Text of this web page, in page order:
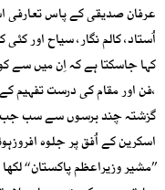
عرفان صدیقی کے پاس تعارفی
اُستاد، کالم نگار، سیاح اور
کہا جاسکتا ہے کہ اِن میں
،فن اور مقام کی درست تفہیم
گزشتہ چند برسوں سے سب جب
اسکرین کے اُفق پر جلوہ
’’مشیر وزیراعظم پاکستان ‘‘